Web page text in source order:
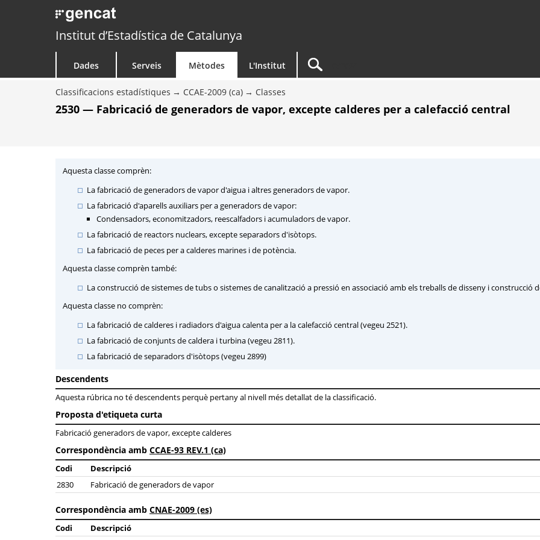
Institut d’Estadística de Catalunya
Dades Serveis Mètodes L'Institut
Classificacions estadístiques CCAE-2009 (ca) Classes
2530 — Fabricació de generadors de vapor, excepte calderes per a calefacció central
Aquesta classe comprèn:
La fabricació de generadors de vapor d'aigua i altres generadors de vapor.
La fabricació d'aparells auxiliars per a generadors de vapor:
Condensadors, economitzadors, reescalfadors i acumuladors de vapor.
La fabricació de reactors nuclears, excepte separadors d'isòtops.
La fabricació de peces per a calderes marines i de potència.
Aquesta classe comprèn també:
La construcció de sistemes de tubs o sistemes de canalització a pressió en associació amb els treballs de disseny i construcció
Aquesta classe no comprèn:
La fabricació de calderes i radiadors d'aigua calenta per a la calefacció central (vegeu 2521).
La fabricació de conjunts de caldera i turbina (vegeu 2811).
La fabricació de separadors d'isòtops (vegeu 2899)
Descendents
Aquesta rúbrica no té descendents perquè pertany al nivell més detallat de la classificació.
Proposta d'etiqueta curta
Fabricació generadors de vapor, excepte calderes
Correspondència amb CCAE-93 REV.1 (ca)
Codi Descripció
2830
Fabricació de generadors de vapor
Correspondència amb CNAE-2009 (es)
Codi
Descripció